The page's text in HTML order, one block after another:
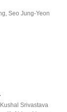
,Seo Jung-Yeon
Kushal Srivastava